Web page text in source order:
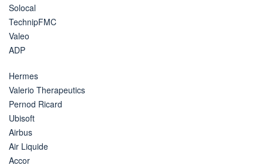
Solocal
TechnipFMC
Valeo
ADP
Hermes
Valerio Therapeutics
Pernod Ricard
Ubisoft
Airbus
Air Liquide
Accor